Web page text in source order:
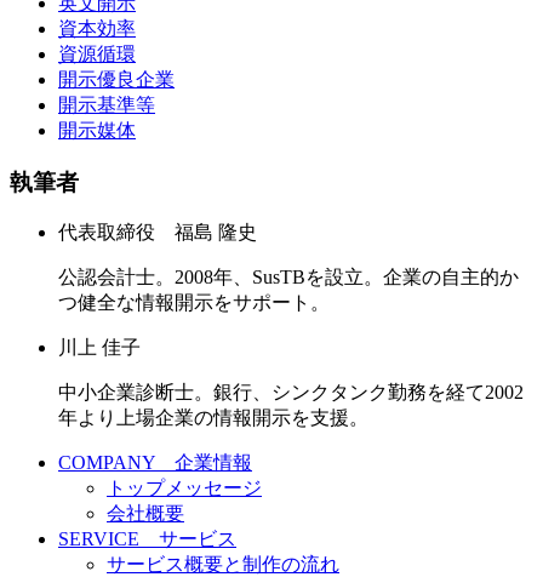
資本効率
資源循環
開示優良企業
開示基準等
開示媒体
執筆者
代表取締役 福島 隆史
公認会計士。2008年、SusTBを設立。企業の自主的か
つ健全な情報開示をサポート。
川上 佳子
中小企業診断士。銀行、シンクタンク勤務を経て2002
年より上場企業の情報開示を支援。
COMPANY 企業情報
トップメッセージ
会社概要
SERVICE サービス
サービス概要と制作の流れ